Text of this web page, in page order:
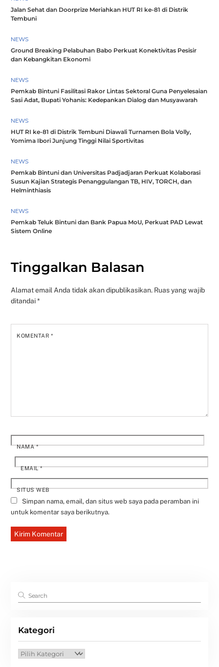
Jalan Sehat dan Doorprize Meriahkan HUT RI ke-81 di Distrik
Tembuni
NEWS
Ground Breaking Pelabuhan Babo Perkuat Konektivitas Pesisir
dan Kebangkitan Ekonomi
NEWS
Pemkab Bintuni Fasilitasi Rakor Lintas Sektoral Guna Penyelesaian
Sasi Adat, Bupati Yohanis: Kedepankan Dialog dan Musyawarah
NEWS
HUT RI ke-81 di Distrik Tembuni Diawali Turnamen Bola Volly,
Yomima Ibori Junjung Tinggi Nilai Sportivitas
NEWS
Pemkab Bintuni dan Universitas Padjadjaran Perkuat Kolaborasi
Susun Kajian Strategis Penanggulangan TB, HIV, TORCH, dan
Helminthiasis
NEWS
Pemkab Teluk Bintuni dan Bank Papua MoU, Perkuat PAD Lewat
Sistem Online
Tinggalkan Balasan
Alamat email Anda tidak akan dipublikasikan. Ruas yang wajib
ditandai*
KOMENTAR*
NAMA*
EMAIL*
SITUS WEB
Simpan nama, email, dan situs web saya pada peramban ini
untuk komentar saya berikutnya.
Kategori
Kategori